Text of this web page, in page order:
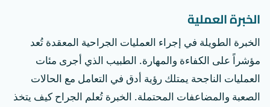
الخبرة العملية
الخبرة الطويلة في إجراء العمليات الجراحية المعقدة تُعد
مؤشراً على الكفاءة والمهارة. الطبيب الذي أجرى مئات
العمليات الناجحة يمتلك رؤية أدق في التعامل مع الحالات
الصعبة والمضاعفات المحتملة. الخبرة تُعلم الجراح كيف يتخذ